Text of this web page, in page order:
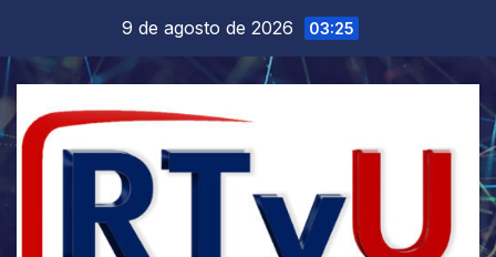
contenido
9 de agosto de 2026 03:25